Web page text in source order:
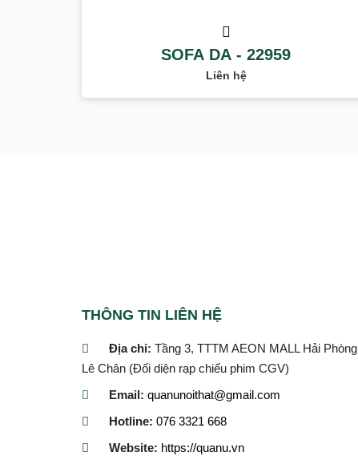
SOFA DA - 22959
Liên hệ
THÔNG TIN LIÊN HỆ
Địa chỉ: Tầng 3, TTTM AEON MALL Hải Phòng
Lê Chân (Đối diện rạp chiếu phim CGV)
Email: quanunoithat@gmail.com
Hotline: 076 3321 668
Website: https://quanu.vn